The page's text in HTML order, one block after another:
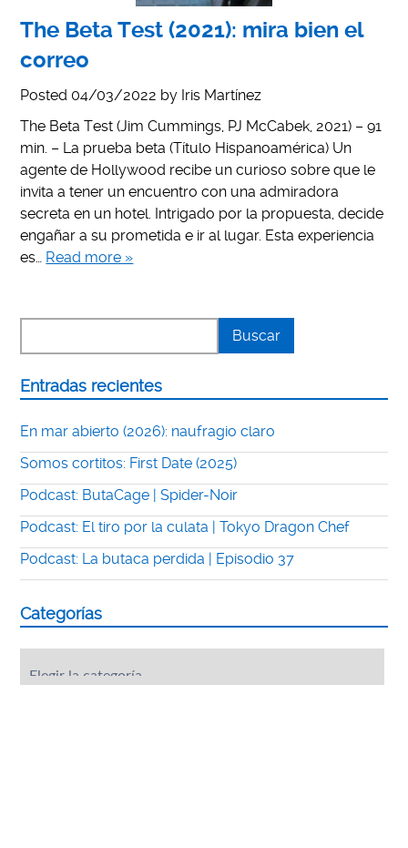
The Beta Test (2021): mira bien el
correo
Posted 04/03/2022 by Iris Martínez
The Beta Test (Jim Cummings, PJ McCabek, 2021) – 91
min. – La prueba beta (Título Hispanoamérica) Un
agente de Hollywood recibe un curioso sobre que le
invita a tener un encuentro con una admiradora
secreta en un hotel. Intrigado por la propuesta, decide
engañar a su prometida e ir al lugar. Esta experiencia
es… Read more »
Entradas recientes
En mar abierto (2026): naufragio claro
Somos cortitos: First Date (2025)
Podcast: ButaCage | Spider-Noir
Podcast: El tiro por la culata | Tokyo Dragon Chef
Podcast: La butaca perdida | Episodio 37
Categorías